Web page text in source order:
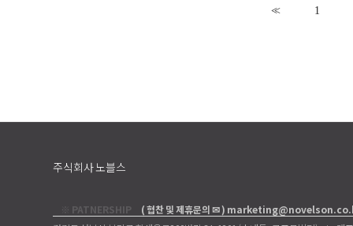
<< 1
주식회사 노블스
※ PATNERSHIP
( 협찬 및 제휴문의 ✉ )